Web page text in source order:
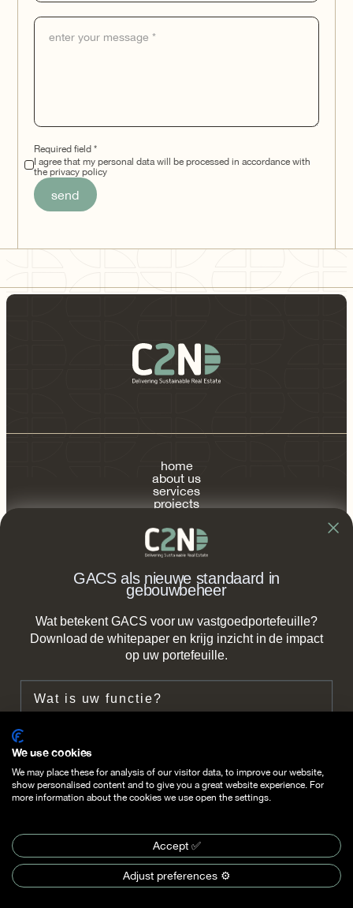
Required field *
I agree that my personal data will be processed in accordance with
the privacy policy
home
about us
services
projects
contact
FAQ
info@c2n.nl
+31 (0) 85 2737 490
Follow us on
C2N. All rights reserved.
Sitemap
Cookies Settings
We use cookies
We may place these for analysis of our visitor data, to improve our website,
show personalised content and to give you a great website experience. For
more information about the cookies we use open the settings.
Accept ✅
Adjust preferences ⚙️
GACS als nieuwe standaard in
gebouwbeheer
Wat betekent GACS voor uw vastgoedportefeuille?
Download de whitepaper en krijg inzicht in de impact
op uw portefeuille.
Functie
Bedrijf
Email
Download whitepaper >